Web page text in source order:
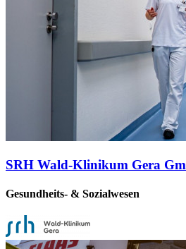
SRH Wald-Klinikum Gera
Gesundheits- & Sozialwesen